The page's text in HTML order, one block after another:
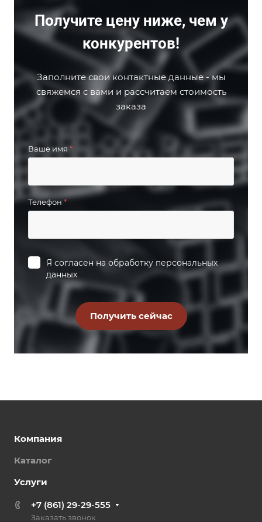
Получите цену ниже, чем у
конкурентов!
Заполните свои контактные данные - мы
свяжемся с вами и рассчитаем стоимость
заказа
Ваше имя *
Телефон*
Я согласен на обработку персональных
данных
Компания
Каталог
Услуги
+7 (861) 29-29-555
Заказать звонок